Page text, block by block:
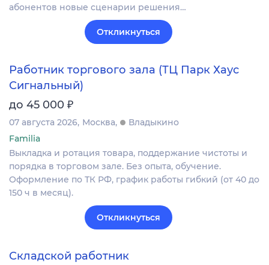
абонентов новые сценарии решения…
Откликнуться
Работник торгового зала (ТЦ Парк Хаус
Сигнальный)
до 45 000 ₽
07 августа 2026 Москва
Владыкино
Familia
Выкладка и ротация товара, поддержание чистоты и
порядка в торговом зале. Без опыта, обучение.
Оформление по ТК РФ, график работы гибкий (от 40 до
150 ч в месяц).
Откликнуться
Складской работник